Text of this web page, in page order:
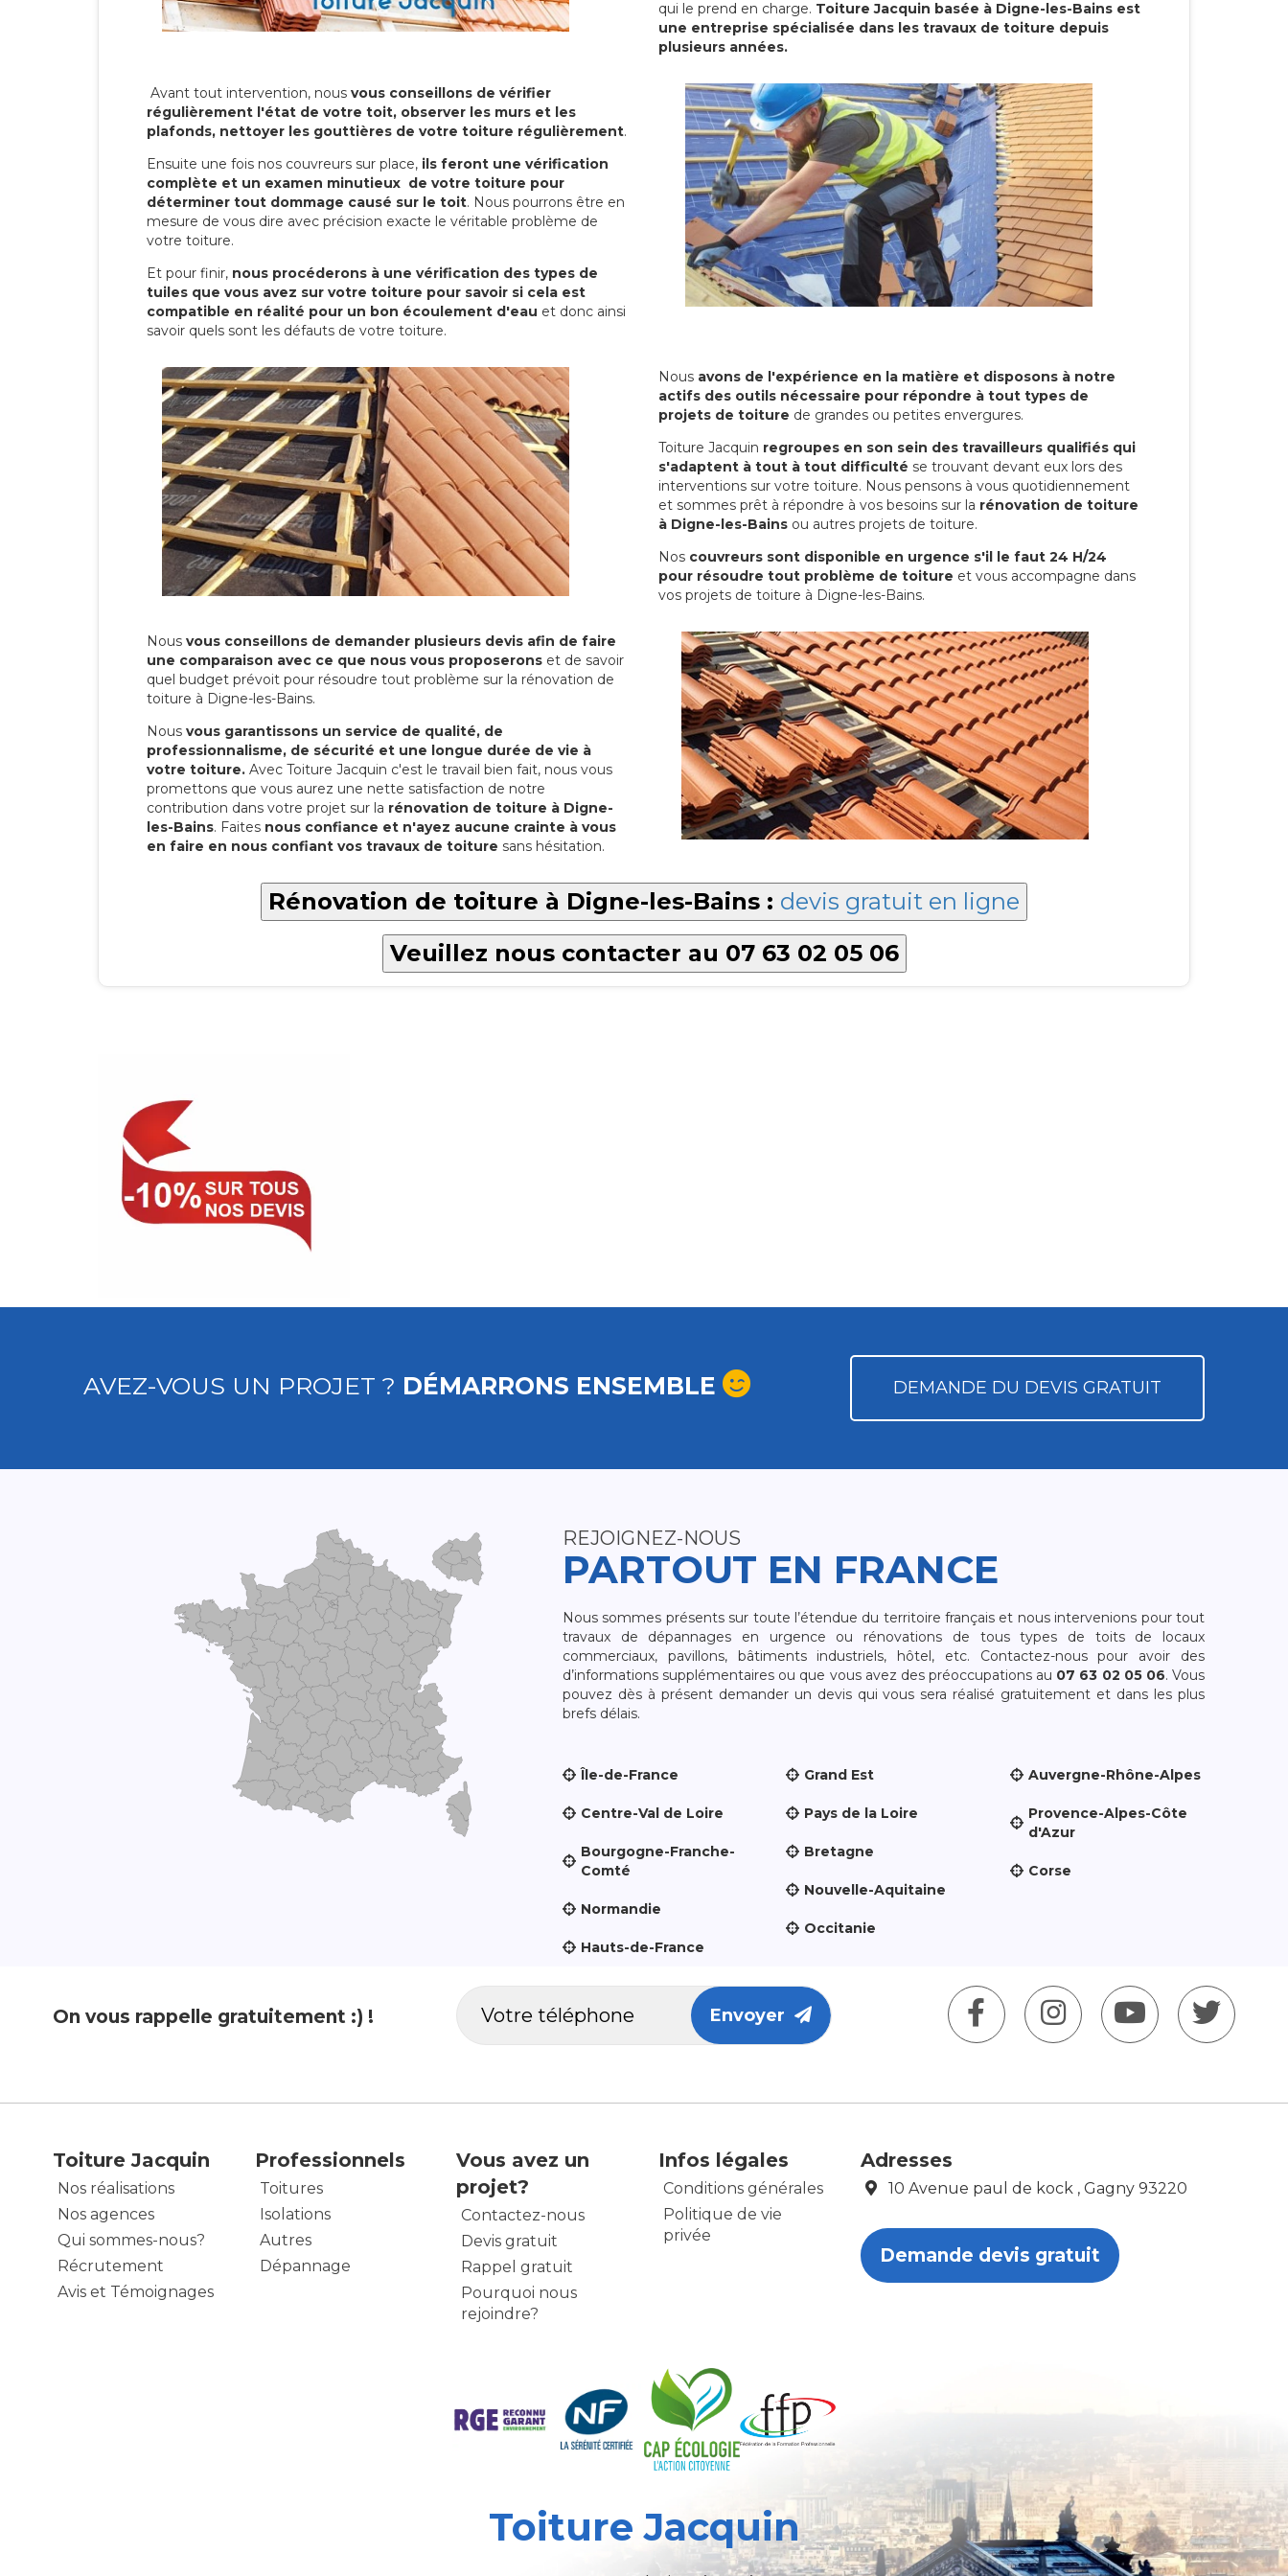
qui le prend en charge. Toiture Jacquin basée à Digne-les-Bains est
une entreprise spécialisée dans les travaux de toiture depuis
plusieurs années.
Avant tout intervention, nous vous conseillons de vérifier
régulièrement l'état de votre toit, observer les murs et les
plafonds, nettoyer les gouttières de votre toiture régulièrement.
Ensuite une fois nos couvreurs sur place, ils feront une vérification
complète et un examen minutieux de votre toiture pour
déterminer tout dommage causé sur le toit. Nous pourrons être en
mesure de vous dire avec précision exacte le véritable problème de
votre toiture.
Et pour finir, nous procéderons à une vérification des types de
tuiles que vous avez sur votre toiture pour savoir si cela est
compatible en réalité pour un bon écoulement d'eau et donc ainsi
savoir quels sont les défauts de votre toiture.
Nous avons de l'expérience en la matière et disposons à notre
actifs des outils nécessaire pour répondre à tout types de
projets de toiture de grandes ou petites envergures.
Toiture Jacquin regroupes en son sein des travailleurs qualifiés qui
s'adaptent à tout à tout difficulté se trouvant devant eux lors des
interventions sur votre toiture. Nous pensons à vous quotidiennement
et sommes prêt à répondre à vos besoins sur la rénovation de toiture
à Digne-les-Bains ou autres projets de toiture.
Nos couvreurs sont disponible en urgence s'il le faut 24 H/24
pour résoudre tout problème de toiture et vous accompagne dans
vos projets de toiture à Digne-les-Bains.
Nous vous conseillons de demander plusieurs devis afin de faire
une comparaison avec ce que nous vous proposerons et de savoir
quel budget prévoit pour résoudre tout problème sur la rénovation de
toiture à Digne-les-Bains.
Nous vous garantissons un service de qualité, de
professionnalisme, de sécurité et une longue durée de vie à
votre toiture. Avec Toiture Jacquin c'est le travail bien fait, nous vous
promettons que vous aurez une nette satisfaction de notre
contribution dans votre projet sur la rénovation de toiture à Digne-
les-Bains. Faites nous confiance et n'ayez aucune crainte à vous
en faire en nous confiant vos travaux de toiture sans hésitation.
Rénovation de toiture à Digne-les-Bains : devis gratuit en ligne
Veuillez nous contacter au 07 63 02 05 06
AVEZ-VOUS UN PROJET ? DÉMARRONS ENSEMBLE DEMANDE DU DEVIS GRATUIT
REJOIGNEZ-NOUS
PARTOUT EN FRANCE
Nous sommes présents sur toute l’étendue du territoire français et nous intervenions pour tout
travaux de dépannages en urgence ou rénovations de tous types de toits de locaux
commerciaux, pavillons, bâtiments industriels, hôtel, etc. Contactez-nous pour avoir des
d’informations supplémentaires ou que vous avez des préoccupations au 07 63 02 05 06. Vous
pouvez dès à présent demander un devis qui vous sera réalisé gratuitement et dans les plus
brefs délais.
Île-de-France
Centre-Val de Loire
Bourgogne-Franche-
Comté
Normandie
Hauts-de-France
Grand Est
Pays de la Loire
Bretagne
Nouvelle-Aquitaine
Occitanie
Auvergne-Rhône-Alpes
Provence-Alpes-Côte
d'Azur
Corse
On vous rappelle gratuitement :) ! Envoyer
Toiture Jacquin
Nos réalisations
Nos agences
Qui sommes-nous?
Récrutement
Avis et Témoignages
Professionnels
Toitures
Isolations
Autres
Dépannage
Vous avez un
projet?
Contactez-nous
Devis gratuit
Rappel gratuit
Pourquoi nous
rejoindre?
Infos légales
Conditions générales
Politique de vie
privée
Adresses
10 Avenue paul de kock , Gagny 93220
Demande devis gratuit
Toiture Jacquin